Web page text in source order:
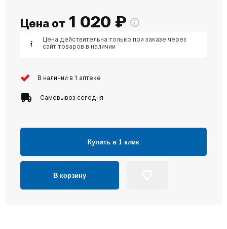
Цена от 1 020 ₽
Цена действительна только при заказе через
сайт товаров в наличии
В наличии в 1 аптеке
Самовывоз сегодня
Купить в 1 клик
В корзину